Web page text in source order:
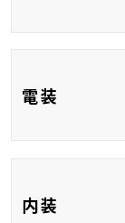
電装
内装